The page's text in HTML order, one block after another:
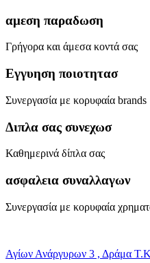
αμεση παραδωση
Γρήγορα και άμεσα κοντά σας
Εγγυηση ποιοτητασ
Συνεργασία με κορυφαία brands
Διπλα σας συνεχωσ
Καθημερινά δίπλα σας
ασφαλεια συναλλαγων
Συνεργασία με κορυφαία
Αγίων Ανάργυρων 3 , Δράμα